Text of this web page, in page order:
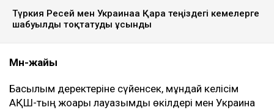
Түркия Ресей мен Украинаға Қара теңіздегі кемелерге
шабуылды тоқтатуды ұсынды
Мән-жайы
Басылым деректеріне сүйенсек, мұндай келісім
АҚШ-тың жоғары лауазымды өкілдері мен Украина